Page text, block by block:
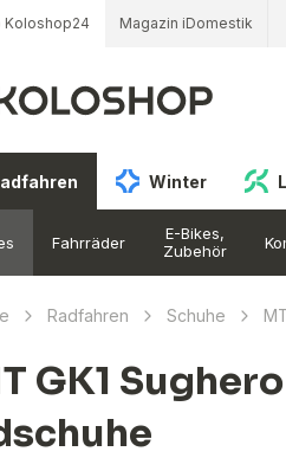
Koloshop24 Magazin iDomestik
Winter
Fahrräder
E-Bikes,
Zubehör
Radfahren Schuhe
GK1